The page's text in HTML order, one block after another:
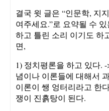
결국 윗 글은 “인문학, 지
여주세요.”로 요약될 수
하고 틀린 소리 이기도 하
면,
1) 정치평론을 하고 있다.
념이나 이론들에 대해서
이론이 쌩 엉터리라고 한
쟁이 진흙탕이 된다.